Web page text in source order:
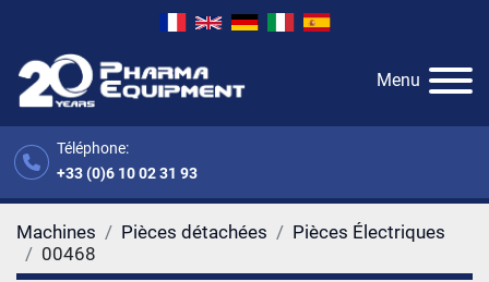
Téléphone:
+33 (0)6 10 02 31 93
Menu
Machines Pièces détachées
Pièces Électriques
00468